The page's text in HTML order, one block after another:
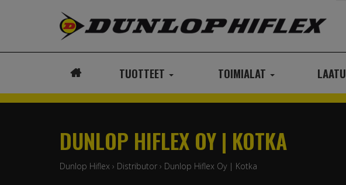
TUOTTEET TOIMIALAT LAATU
DUNLOP HIFLEX OY | KOTKA
Dunlop Hiflex › Distributor › Dunlop Hiflex Oy | Kotka